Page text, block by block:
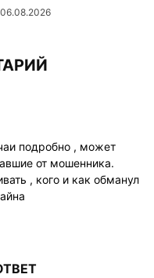
06.08.2026
подробно , может
от мошенника.
, кого и как обманул